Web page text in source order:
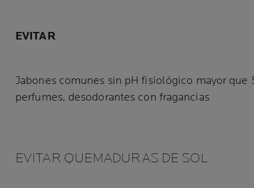
EVITAR
Jabones comunes sin pH fisiológico mayor
perfumes, desodorantes con fragancias
EVITAR QUEMADURAS DE SOL